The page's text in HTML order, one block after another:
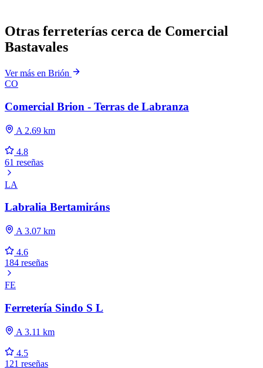
Otras ferreterías cerca de Comercial
Bastavales
Ver más en Brión
CO
Comercial Brion - Terras de Labranza
A 2.69 km
4.8
61 reseñas
LA
Labralia Bertamiráns
A 3.07 km
4.6
184 reseñas
FE
Ferretería Sindo S L
A 3.11 km
4.5
121 reseñas